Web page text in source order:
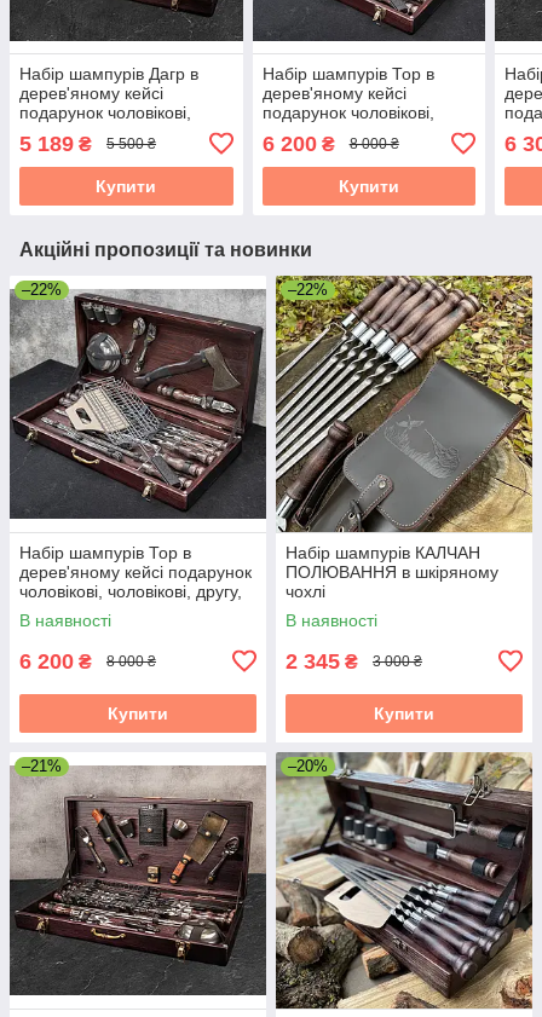
Набір шампурів Дагр в
дерев'яному кейсі
подарунок чоловікові,
5 189 ₴ 5 500 ₴
Купити
Набір шампурів Тор в
дерев'яному кейсі
подарунок чоловікові,
6 200₴ 8 000 ₴
Купити
6
Акційні пропозиції та новинки
–22%
Набір шампурів Тор в
дерев'яному кейсі подарунок
чоловікові, чоловікові, другу,
шефу
В наявності
6 200 ₴ 8 000 ₴
Купити
–22%
Набір шампурів КАЛЧАН
ПОЛЮВАННЯ в шкіряному
чохлі
В наявності
2 345 ₴ 3 000 ₴
Купити
–21% –20%